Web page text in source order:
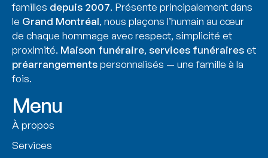
familles depuis 2007. Présente principalement dans
le Grand Montréal, nous plaçons l’humain au cœur
de chaque hommage avec respect, simplicité et
proximité. Maison funéraire,services funéraireset
préarrangementspersonnalisés — une famille à la
fois.
Menu
À propos
Services